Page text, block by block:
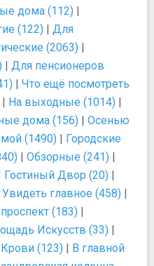
дома (112) |
(122) | Для
(2063) |
| Для пенсионеров
| Что ещё посмотреть
| На выходные (1014) |
дома (156) | Осенью
(1490) | Городские
| Обзорные (241) |
Гостиный Двор (20) |
Увидеть главное (458) |
(183) |
Искусств (33) |
(123) | В главной